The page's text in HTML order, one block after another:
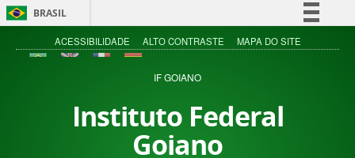
BRASIL
Simplifique!
Acesso à informação
ACESSIBILIDADE ALTO CONTRASTE MAPA DO SITE
IF GOIANO
Instituto Federal
Goiano